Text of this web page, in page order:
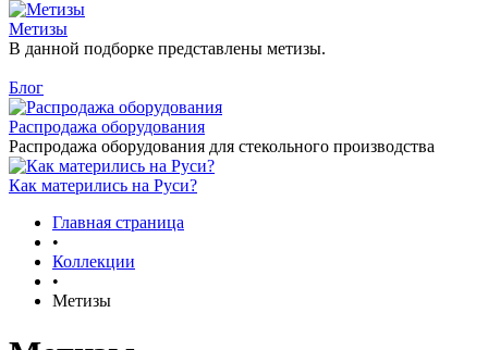
Метизы
В данной подборке представлены метизы.
Блог
Распродажа оборудования
Распродажа оборудования для стекольного производства
Как матерились на Руси?
Главная страница
•
Коллекции
•
Метизы